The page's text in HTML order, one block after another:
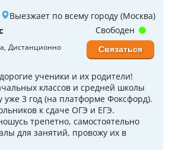
Выезжает по всему городу (Москва)
Дистанционно
ученики и их родители!
классов и средней школы
уже 3 год (на платформе Фоксфорд).
к сдаче ОГЭ и ЕГЭ.
трепетно, самостоятельно
для занятий, провожу их в
Свободен
Связаться